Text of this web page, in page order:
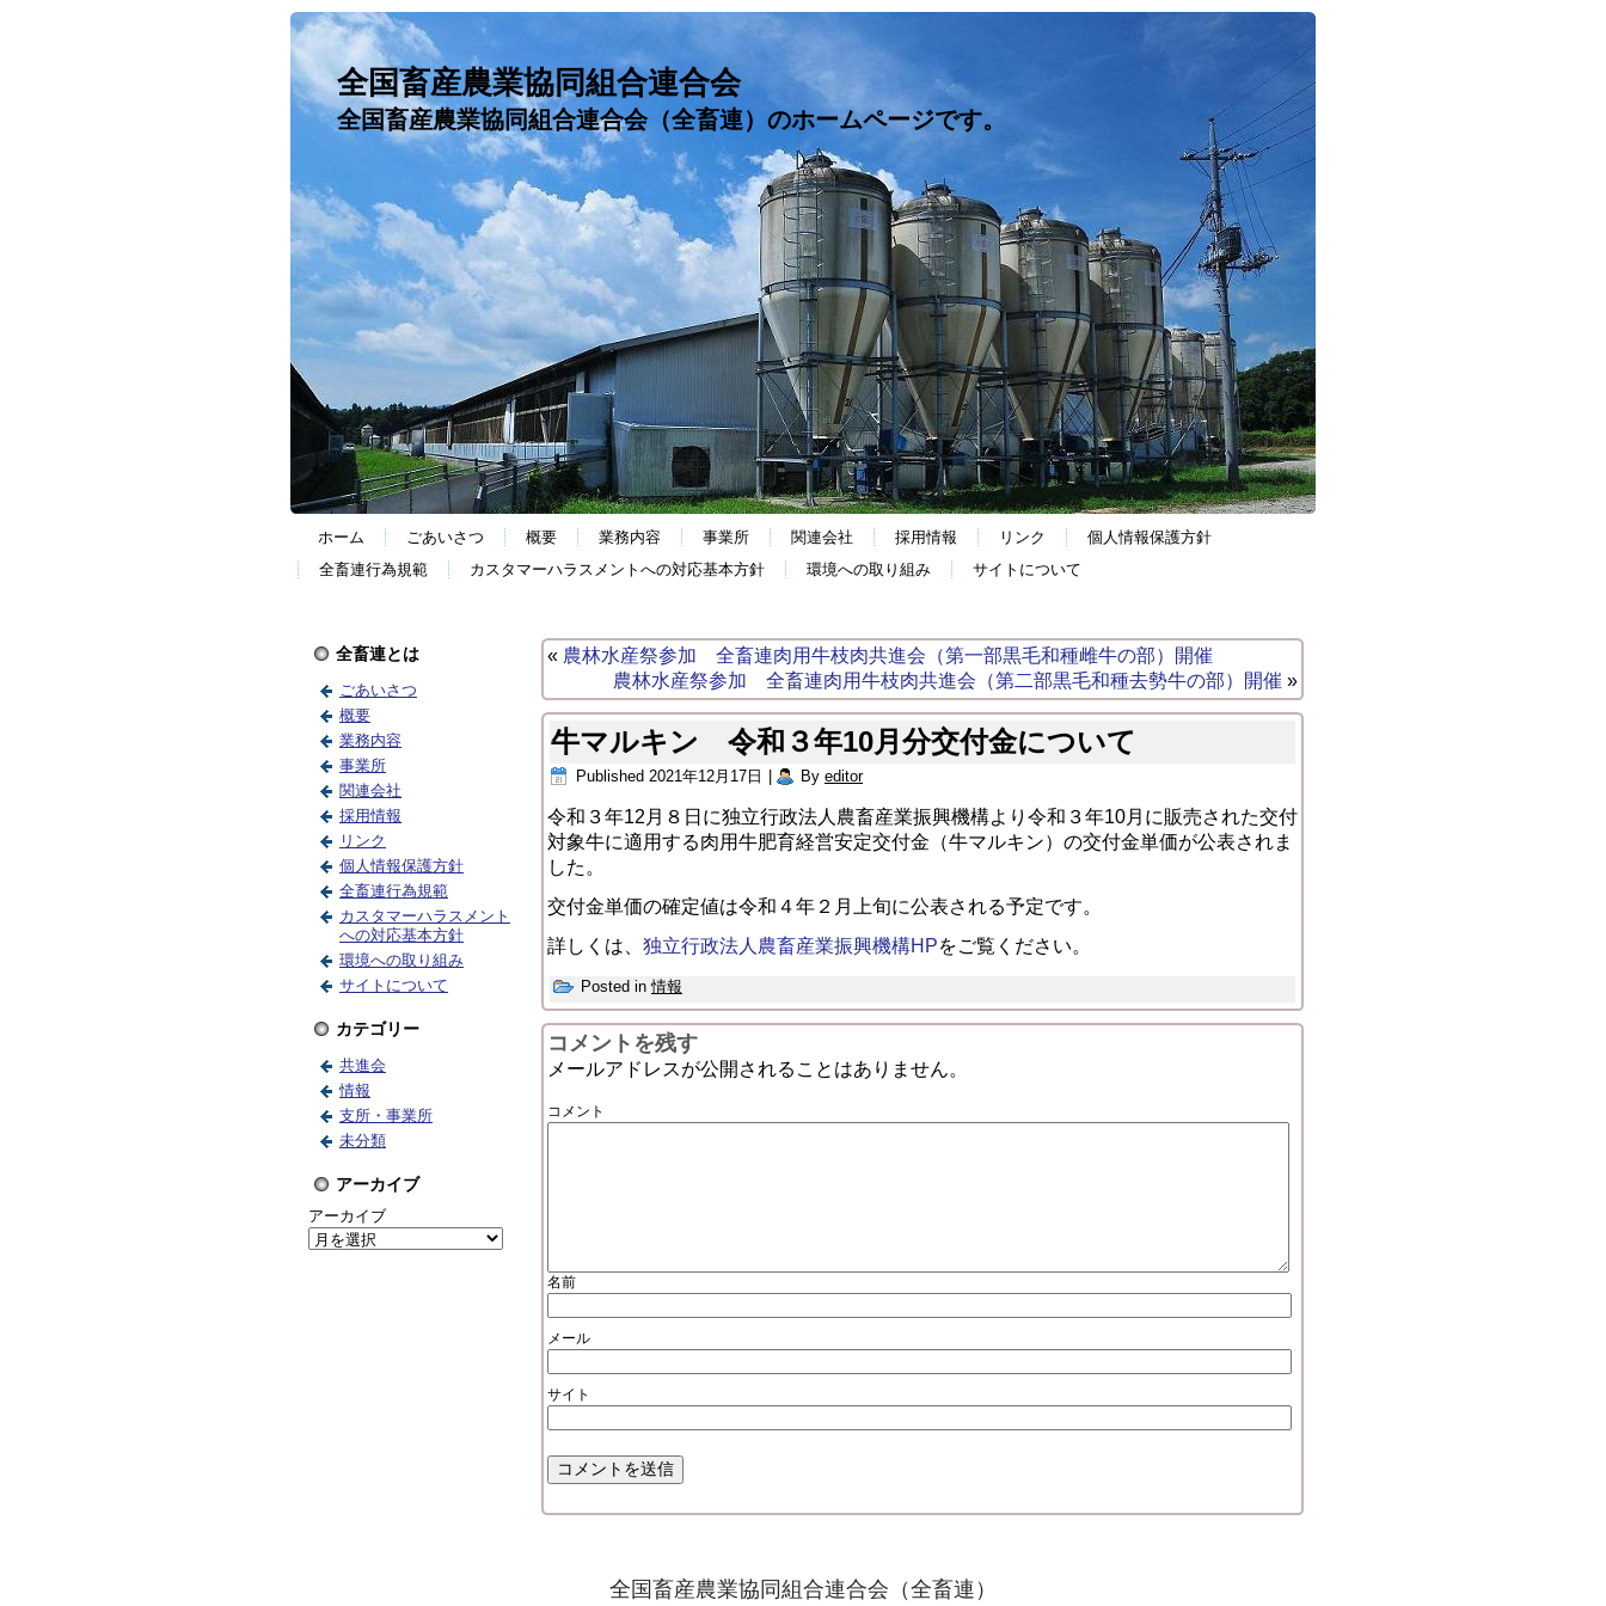
全国畜産農業協同組合連合会
全国畜産農業協同組合連合会（全畜連）のホームページです。
ホーム ごあいさつ 概要 業務内容 事業所 関連会社 採用情報 リンク
個人情報保護方針
全畜連行為規範
カスタマーハラスメントへの対応基本方針 環境への取り組み サイトについて
全畜連とは
ごあいさつ
概要
業務内容
事業所
関連会社
採用情報
リンク
個人情報保護方針
全畜連行為規範
カスタマーハラスメント
への対応基本方針
環境への取り組み
サイトについて
カテゴリー
共進会
情報
支所・事業所
未分類
アーカイブ
アーカイブ
« 農林水産祭参加 全畜連肉用牛枝肉共進会（第一部黒毛和種雌牛の部）開催
農林水産祭参加 全畜連肉用牛枝肉共進会（第二部黒毛和種去勢牛の部）開催 »
牛マルキン 令和３年10月分交付金について
Published 2021年12月17日 By editor
令和３年12月８日に独立行政法人農畜産業振興機構より令和３年10月に販売された交付
対象牛に適用する肉用牛肥育経営安定交付金（牛マルキン）の交付金単価が公表されま
した。
交付金単価の確定値は令和４年２月上旬に公表される予定です。
詳しくは、 独立行政法人農畜産業振興機構HPをご覧ください。
Posted in 情報
コメントを残す
メールアドレスが公開されることはありません。
コメント
名前
メール
サイト
全国畜産農業協同組合連合会（全畜連）